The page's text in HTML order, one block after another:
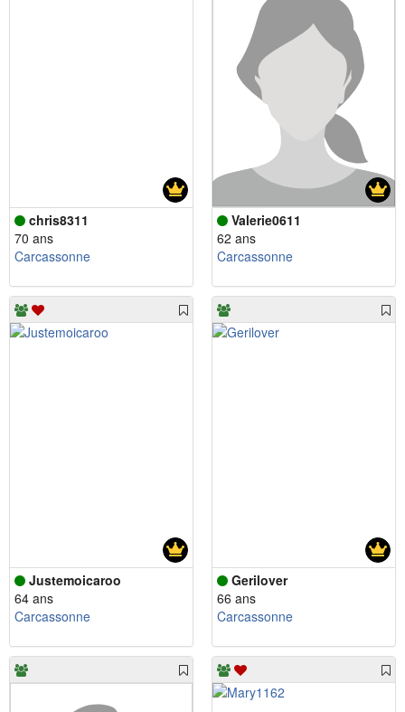
chris8311
70 ans
Carcassonne
Valerie0611
62 ans
Carcassonne
Justemoicaroo
64 ans
Carcassonne
Gerilover
66 ans
Carcassonne